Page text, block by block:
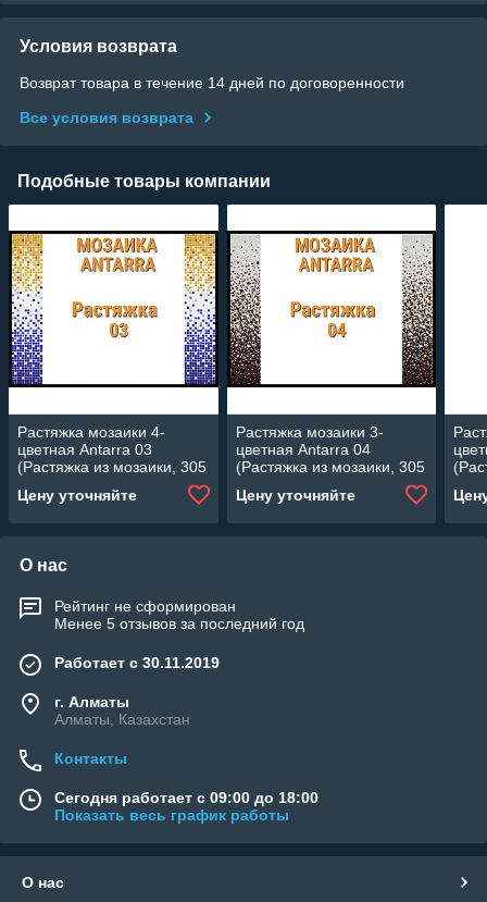
Условия возврата
Возврат товара в течение 14 дней по договоренности
Все условия возврата
Подобные товары компании
Растяжка мозаики 4-
цветная Antarra 03
(Растяжка из мозаики, 305
Цену уточняйте
Растяжка мозаики 3-
цветная Antarra 04
(Растяжка из мозаики, 305
Цену уточняйте
О нас
Рейтинг не сформирован
Менее 5 отзывов за последний год
Работает с 30.11.2019
г. Алматы
Алматы, Казахстан
Контакты
Сегодня работает с 09:00 до 18:00
Показать весь график работы
О нас